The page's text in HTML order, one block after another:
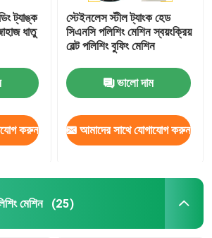
ট্যাঙ্ক
ধাতু
করুন
স্টেইনলেস স্টীল ট্যাংক হেড
সিএনসি পলিশিং মেশিন স্বয়ংক্রিয়
বেল্ট পলিশিং বুফিং মেশিন
ভালো দাম
আমাদের সাথে যোগাযোগ করুন
মেশিন (25)